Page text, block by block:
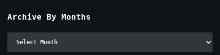
Archive By Months